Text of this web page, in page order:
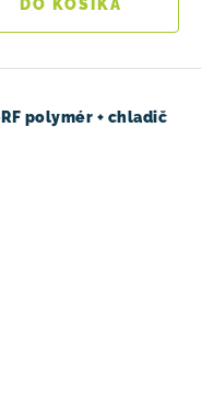
DO KOŠÍKA
polymér + chladič